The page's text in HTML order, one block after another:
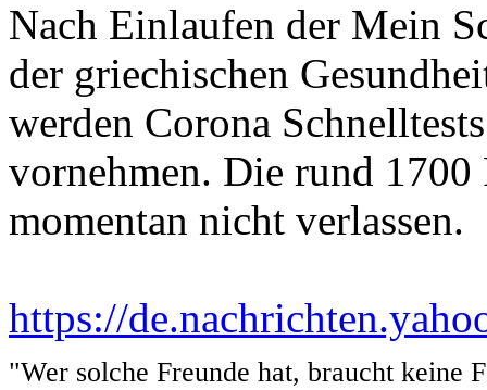
Nach Einlaufen der Mein
der griechischen
werden Corona
vornehmen. Die rund 1700
momentan nicht verlassen.
https://
"Wer solche Freunde hat, braucht keine